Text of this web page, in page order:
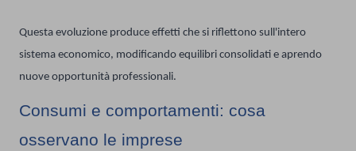
Questa evoluzione produce effetti che si riflettono sull'intero
sistema economico, modificando equilibri consolidati e aprendo
nuove opportunità professionali.
Consumi e comportamenti: cosa
osservano le imprese